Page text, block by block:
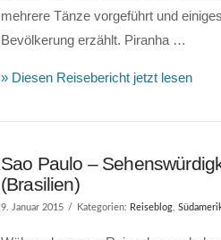
mehrere Tänze vorgeführt und
Bevölkerung erzählt. Piranha …
» Diesen Reisebericht jetzt lesen
Sao Paulo –
(Brasilien)
9. Januar 2015 Kategorien: Reiseblog,